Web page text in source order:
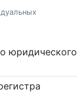
юридического